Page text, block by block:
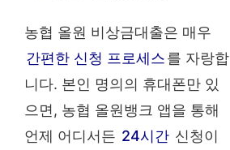
농협 올원 비상금대출은 매우
간편한 신청 프로세스를 자랑합
니다. 본인 명의의 휴대폰만 있
으면, 농협 올원뱅크 앱을 통해
언제 어디서든 24시간 신청이